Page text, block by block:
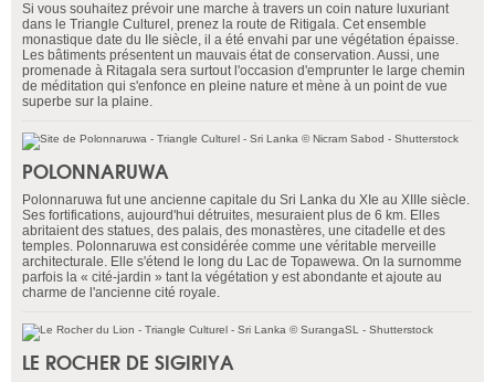
Si vous souhaitez prévoir une marche à travers un coin nature luxuriant
dans le Triangle Culturel, prenez la route de Ritigala. Cet ensemble
monastique date du IIe siècle, il a été envahi par une végétation épaisse.
Les bâtiments présentent un mauvais état de conservation. Aussi, une
promenade à Ritagala sera surtout l'occasion d'emprunter le large chemin
de méditation qui s'enfonce en pleine nature et mène à un point de vue
superbe sur la plaine.
POLONNARUWA
Polonnaruwa fut une ancienne capitale du Sri Lanka du XIe au XIIIe siècle.
Ses fortifications, aujourd'hui détruites, mesuraient plus de 6 km. Elles
abritaient des statues, des palais, des monastères, une citadelle et des
temples. Polonnaruwa est considérée comme une véritable merveille
architecturale. Elle s'étend le long du Lac de Topawewa. On la surnomme
parfois la « cité-jardin » tant la végétation y est abondante et ajoute au
charme de l'ancienne cité royale.
LE ROCHER DE SIGIRIYA